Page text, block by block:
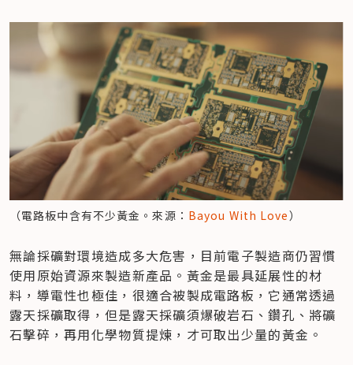
（電路板中含有不少黃金。來源： Bayou With Love）
無論採礦對環境造成多大危害，目前電子製造商仍習慣
使用原始資源來製造新產品。黃金是最具延展性的材
料，導電性也極佳，很適合被製成電路板，它通常透過
露天採礦取得，但是露天採礦須爆破岩石、鑽孔、將礦
石擊碎，再用化學物質提煉，才可取出少量的黃金。